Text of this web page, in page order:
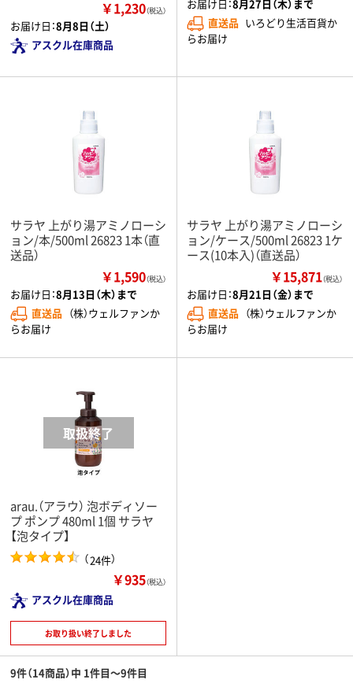
￥1,230（税込）
お届け日：8月8日（土）
アスクル在庫商品
お届け日：8月27日（木）まで
直送品 いろどり生活百貨か
らお届け
サラヤ 上がり湯アミノローシ
ョン/本/500ml 26823 1本（直
送品）
￥1,590（税込）
お届け日：8月13日（木）まで
直送品 （株）ウェルファンか
らお届け
サラヤ 上がり湯アミノローシ
ョン/ケース/500ml 26823 1ケ
ース(10本入)（直送品）
￥15,871（税込）
お届け日：8月21日（金）まで
直送品 （株）ウェルファンか
らお届け
arau.（アラウ） 泡ボディソー
プ ポンプ 480ml 1個 サラヤ
【泡タイプ】
（24件）
￥935（税込）
アスクル在庫商品
お取り扱い終了しました
9件（14商品）中 1件目～9件目